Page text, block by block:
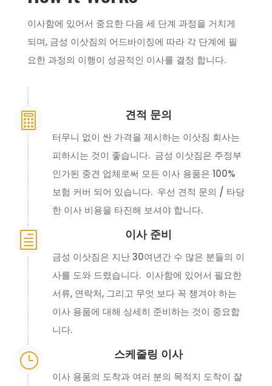
이사함에 있어서 중요한 다음 세 단계 과정을 거치게
되며, 금성 이삿짐의 어드바이징에 따라 각 단계에 필
요한 과정의 이행이 성공적인 이사를 결정 합니다.
 견적 문의
터무니 없이 싼 가격을 제시하는 이삿짐 회사는
피하시는 것이 좋습니다. 금성 이삿짐은 주정부
인가된 중견 업체로써 모든 이사 용품은 100%
보험 커버 되어 있습니다. 우선 견적 문의 / 타당
한 이사 비용을 타진해 보셔야 합니다.
h 이사 준비
금성 이삿짐은 지난 30여년간 수 많은 분들의 이
사를 도와 드렸습니다. 이사함에 있어서 필요한
서류, 연락처, 그리고 무엇 보다 꼭 챙겨야 하는
이사 용품에 대해 상세히 준비하는 것이 중요합
니다.
} 스케줄링 이사
이사 용품의 도착과 여러 분의 목적지 도착이 잘